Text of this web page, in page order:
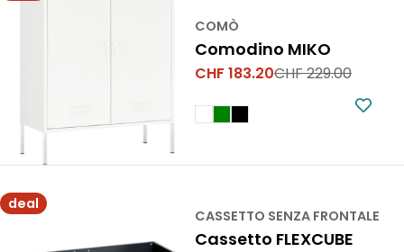
COMÒ
Comodino MIKO
Prezzo
vendita
CHF 183.20
Prezzo
CHF 229.00
deal
CASSETTO SENZA FRONTALE
Cassetto FLEXCUBE